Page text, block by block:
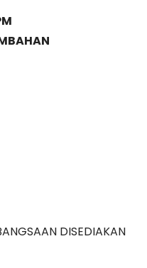
DISEDIAKAN